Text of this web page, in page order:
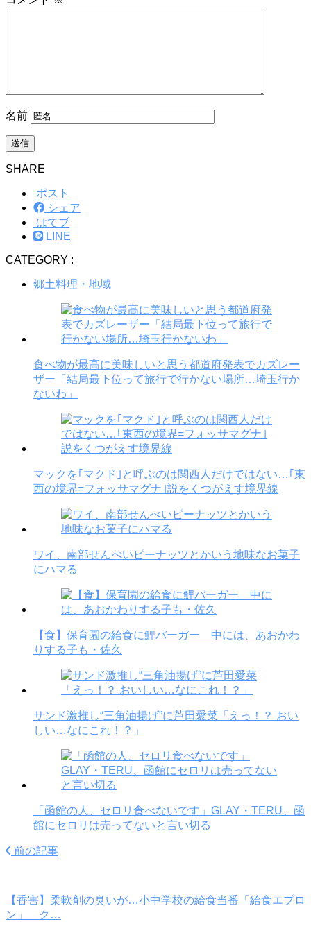
名前
SHARE
ポスト
シェア
はてブ
LINE
CATEGORY :
郷土料理・地域
食べ物が最高に美味しいと思う都道府発表でカズレー
ザー「結局最下位って旅行で行かない場所…埼玉行か
ないわ」
マックを｢マクド｣と呼ぶのは関西人だけではない…｢東
西の境界=フォッサマグナ｣説をくつがえす境界線
ワイ、南部せんべいピーナッツとかいう地味なお菓子
にハマる
【食】保育園の給食に鯉バーガー 中には、あおかわ
りする子も・佐久
サンド激推し“三角油揚げ”に芦田愛菜「えっ！？ おい
しい…なにこれ！？」
「函館の人、セロリ食べないです」GLAY・TERU、函
館にセロリは売ってないと言い切る
前の記事
【香害】柔軟剤の臭いが…小中学校の給食当番「給食エプロ
ン」 ク…